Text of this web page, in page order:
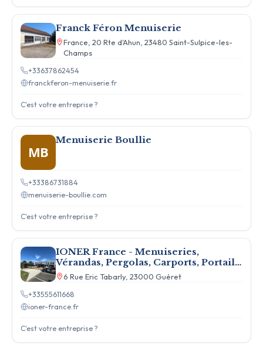
Franck Féron Menuiserie
France, 20 Rte d'Ahun, 23480 Saint-Sulpice-les-
Champs
+33637862454
franckferon-menuiserie.fr
C'est votre entreprise ?
MB
Menuiserie Boullie
+33386731884
menuiserie-boullie.com
C'est votre entreprise ?
IONER France - Menuiseries,
Vérandas, Pergolas, Carports, Portails
en Creuse
6 Rue Eric Tabarly, 23000 Guéret
+33555611668
ioner-france.fr
C'est votre entreprise ?